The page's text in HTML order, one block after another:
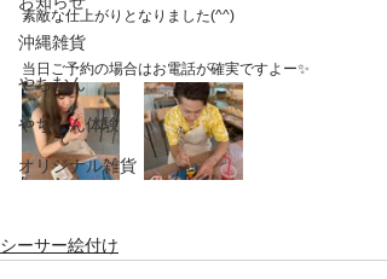
沖縄雑貨
やちむん
やちむん体験
オリジナル雑貨
素敵な仕上がりとなりました(^^)
当日ご予約の場合はお電話が確実ですよー✨
シーサー絵付け